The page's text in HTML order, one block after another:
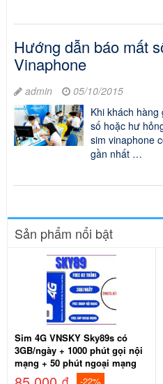
Hướng dẫn báo mất
Vinaphone
admin
05/10/2015
Khi khách
số hoặc hư
sim vinaphone
gần nhất …
Sản phẩm nổi bật
Sim 4G VNSKY Sky89s có
3GB/ngày + 1000 phút gọi nội
mạng + 50 phút ngoại mạng
-22%